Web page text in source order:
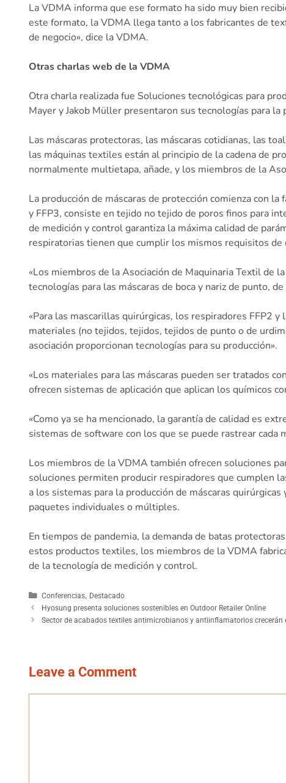
La VDMA informa que ese formato ha sido muy bien
este formato, la VDMA llega tanto a los fabricantes de
de negocio», dice la VDMA.
Otras charlas web de la VDMA
Otra charla realizada fue Soluciones tecnológicas para
Mayer y Jakob Müller presentaron sus tecnologías para
Las máscaras protectoras, las máscaras cotidianas, las
las máquinas textiles están al principio de la cadena de
normalmente multietapa, añade, y los miembros de la
La producción de máscaras de protección comienza con
y FFP3, consiste en tejido no tejido de poros finos para
de medición y control garantiza la máxima calidad de
respiratorias tienen que cumplir los mismos requisitos de
«Los miembros de la Asociación de Maquinaria Textil de
tecnologías para las máscaras de boca y nariz de punto,
«Para las mascarillas quirúrgicas, los respiradores FFP2
materiales (no tejidos, tejidos, tejidos de punto o de
asociación proporcionan tecnologías para su producción».
«Los materiales para las máscaras pueden ser tratados
ofrecen sistemas de aplicación que aplican los químicos
«Como ya se ha mencionado, la garantía de calidad es
sistemas de software con los que se puede rastrear cada
Los miembros de la VDMA también ofrecen soluciones
soluciones permiten producir respiradores que cumplen
a los sistemas para la producción de máscaras
paquetes individuales o múltiples.
En tiempos de pandemia, la demanda de batas
estos productos textiles, los miembros de la VDMA
de la tecnología de medición y control.
Conferencias, Destacado
Hyosung presenta soluciones sostenibles en Outdoor Retailer Online
Sector de acabados textiles antimicrobianos y antiinflamatorios crecerán
Leave a Comment